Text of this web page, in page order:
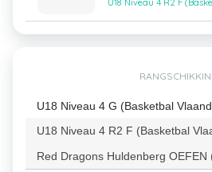
U18 Niveau 4 R2 F
U18 Niveau 4 G (Basketbal
U18 Niveau 4 R2 F (Basketbal
Red Dragons Huldenberg